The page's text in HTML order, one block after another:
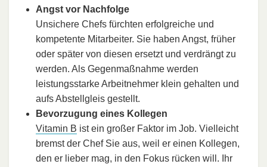
Angst vor Nachfolge
Unsichere Chefs fürchten erfolgreiche und
kompetente Mitarbeiter. Sie haben Angst, früher
oder später von diesen ersetzt und verdrängt zu
werden. Als Gegenmaßnahme werden
leistungsstarke Arbeitnehmer klein gehalten und
aufs Abstellgleis gestellt.
Bevorzugung eines Kollegen
Vitamin B ist ein großer Faktor im Job. Vielleicht
bremst der Chef Sie aus, weil er einen Kollegen,
den er lieber mag, in den Fokus rücken will. Ihr